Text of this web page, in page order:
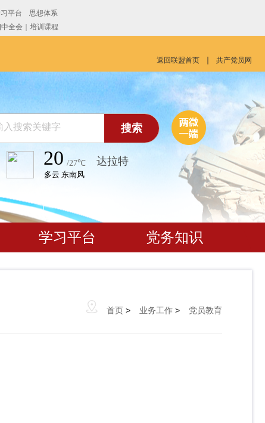
返回联盟首页 共产党员网
搜索
学习平台 党务知识
首页 > 业务工作 > 党员教育